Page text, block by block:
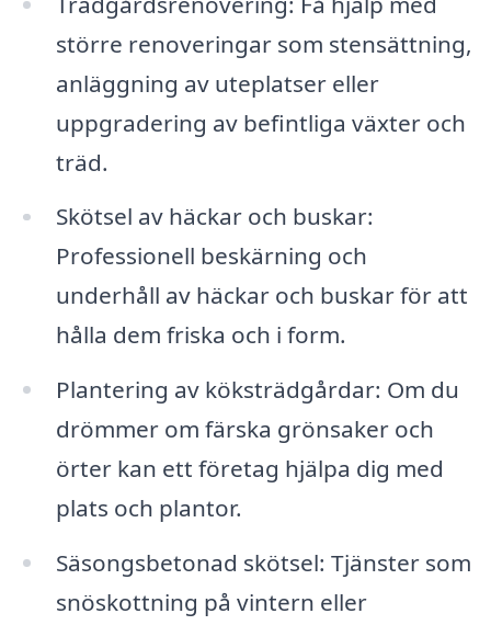
större renoveringar som stensättning,
anläggning av uteplatser eller
uppgradering av befintliga växter och
träd.
Skötsel av häckar och buskar:
Professionell beskärning och
underhåll av häckar och buskar för att
hålla dem friska och i form.
Plantering av köksträdgårdar: Om du
drömmer om färska grönsaker och
örter kan ett företag hjälpa dig med
plats och plantor.
Säsongsbetonad skötsel: Tjänster som
snöskottning på vintern eller